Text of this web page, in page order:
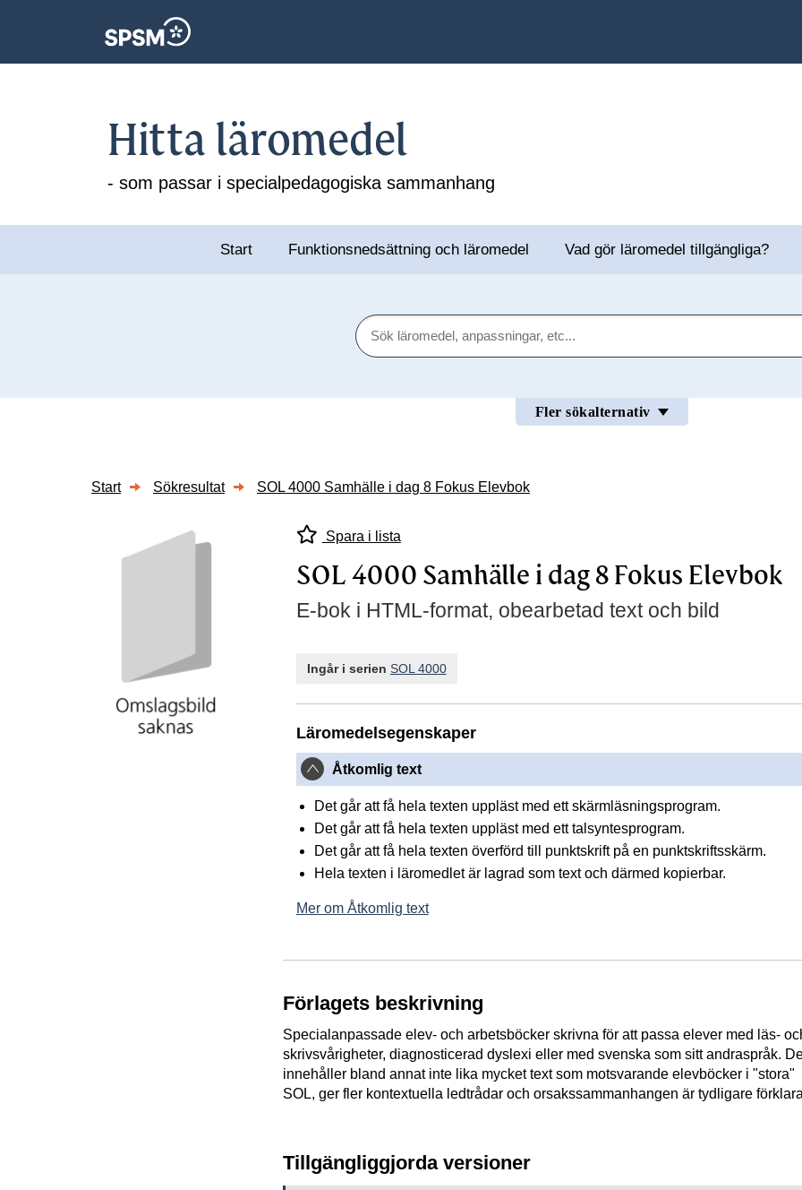
Hitta läromedel
- som passar i specialpedagogiska sammanhang
Start Funktionsnedsättning och läromedel Vad gör läromedel tillgängliga?
Sök
Fler sökalternativ
Start Sökresultat SOL 4000 Samhälle i dag 8 Fokus Elevbok
Spara i lista
SOL 4000 Samhälle i dag 8 Fokus Elevbok
E-bok i HTML-format, obearbetad text och bild
Ingår i serien SOL 4000
Läromedelsegenskaper
Åtkomlig text
Det går att få hela texten uppläst med ett skärmläsningsprogram.
Det går att få hela texten uppläst med ett talsyntesprogram.
Det går att få hela texten överförd till punktskrift på en punktskriftsskärm.
Hela texten i läromedlet är lagrad som text och därmed kopierbar.
Mer om Åtkomlig text
Förlagets beskrivning
Specialanpassade elev- och arbetsböcker skrivna för att passa elever med läs-
skrivsvårigheter, diagnosticerad dyslexi eller med svenska som sitt andraspråk.
innehåller bland annat inte lika mycket text som motsvarande elevböcker i "stora"
SOL, ger fler kontextuella ledtrådar och orsakssammanhangen är tydligare
Tillgängliggjorda versioner